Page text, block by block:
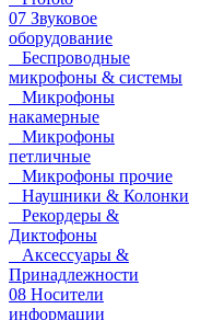
07 Звуковое
оборудование
Беспроводные
микрофоны & системы
Микрофоны
накамерные
Микрофоны
петличные
Микрофоны прочие
Наушники & Колонки
Рекордеры &
Диктофоны
Аксессуары &
Принадлежности
08 Носители
информации